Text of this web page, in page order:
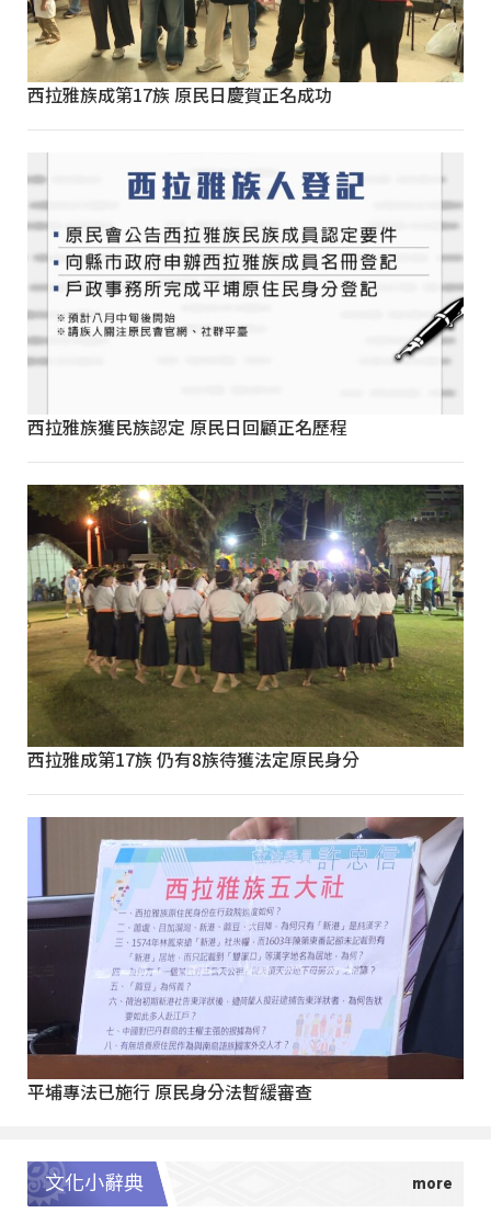
西拉雅族成第17族 原民日慶賀正名成功
西拉雅族獲民族認定 原民日回顧正名歷程
西拉雅成第17族 仍有8族待獲法定原民身分
平埔專法已施行 原民身分法暫緩審查
文化小辭典